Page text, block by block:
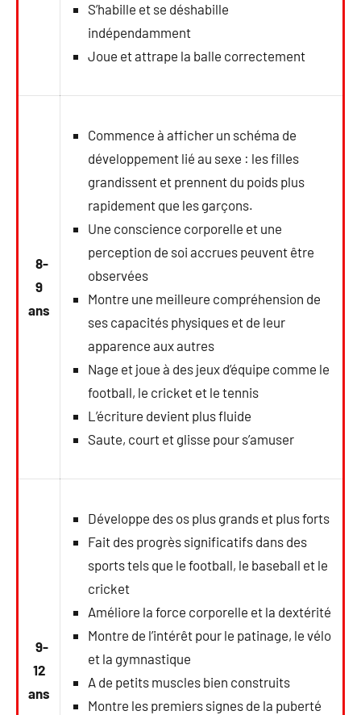
S’habille et se déshabille
indépendamment
Joue et attrape la balle correctement
8-
9
ans
Commence à afficher un schéma de
développement lié au sexe : les filles
grandissent et prennent du poids plus
rapidement que les garçons.
Une conscience corporelle et une
perception de soi accrues peuvent être
observées
Montre une meilleure compréhension de
ses capacités physiques et de leur
apparence aux autres
Nage et joue à des jeux d’équipe comme le
football, le cricket et le tennis
L’écriture devient plus fluide
Saute, court et glisse pour s’amuser
9-
12
ans
Développe des os plus grands et plus forts
Fait des progrès significatifs dans des
sports tels que le football, le baseball et le
cricket
Améliore la force corporelle et la dextérité
Montre de l’intérêt pour le patinage, le vélo
et la gymnastique
A de petits muscles bien construits
Montre les premiers signes de la puberté